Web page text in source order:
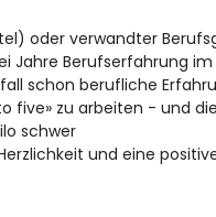
oder verwandter
Jahre Berufserfahrung
schon berufliche
five» zu arbeiten - und
schwer
und eine